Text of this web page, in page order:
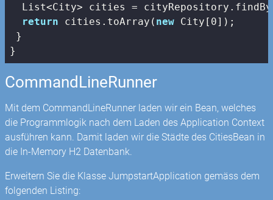
List<City> cities =
return cities.toArray( new City[ 0]);
}
}
CommandLineRunner
Mit dem CommandLineRunner laden wir ein Bean, welches
die Programmlogik nach dem Laden des Application Context
ausführen kann. Damit laden wir die Städte des CitiesBean in
die In-Memory H2 Datenbank.
Erweitern Sie die Klasse JumpstartApplication gemäss dem
folgenden Listing: